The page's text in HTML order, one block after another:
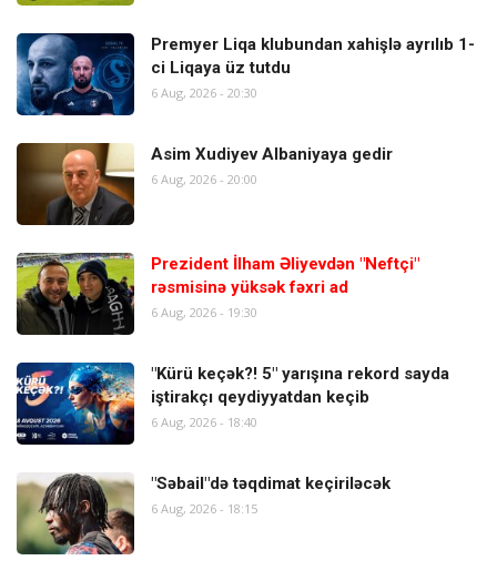
Premyer Liqa klubundan xahişlə ayrılıb 1-
ci Liqaya üz tutdu
6 Aug, 2026 - 20:30
Asim Xudiyev Albaniyaya gedir
6 Aug, 2026 - 20:00
Prezident İlham Əliyevdən "Neftçi"
rəsmisinə yüksək fəxri ad
6 Aug, 2026 - 19:30
"Kürü keçək?! 5" yarışına rekord sayda
iştirakçı qeydiyyatdan keçib
6 Aug, 2026 - 18:40
"Səbail"də təqdimat keçiriləcək
6 Aug, 2026 - 18:15